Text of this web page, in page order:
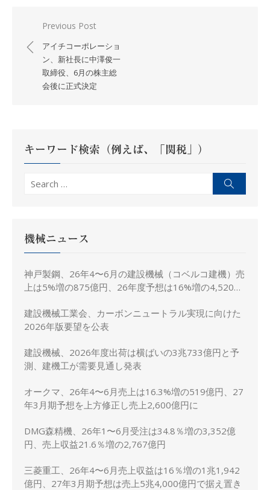
稿
ョ
ン
Previous Post
アイチコーポレーショ
ン、新社長に中澤俊一
取締役、6月の株主総
会後に正式決定
キーワード検索（例えば、「関税」）
Search
機械ニュース
神戸製鋼、26年4〜6月の建設機械（コベルコ建機）売
上は5%増の875億円、26年度予想は16%増の4,520億
建設機械工業会、カーボンニュートラル実現に向けた
2026年版要望を公表
建設機械、2026年度出荷は横ばいの3兆733億円と予
測、建機工が需要見通し発表
オークマ、26年4〜6月売上は16.3%増の519億円、27
年3月期予想を上方修正し売上2,600億円に
DMG森精機、26年1〜6月受注は34.8％増の3,352億
円、売上収益21.6％増の2,767億円
三菱重工、26年4〜6月売上収益は16％増の1兆1,942
億円、27年3月期予想は売上5兆4,000億円で据え置き